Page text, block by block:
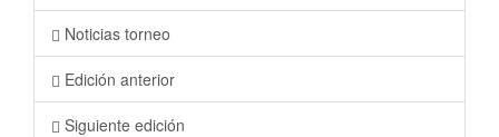
Noticias torneo
Edición anterior
Siguiente edición